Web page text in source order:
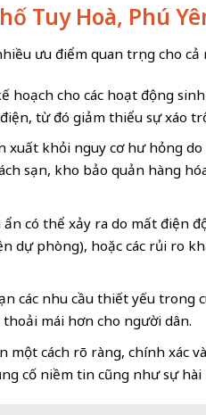
Tuy Hoà, Phú
ưu điểm quan trọng cho
hoạch cho các hoạt động
từ đó giảm thiểu sự xáo
xuất khỏi nguy cơ hư hỏng
sạn, kho bảo quản hàng
có thể xảy ra do mất điện
phòng), hoặc các rủi ro
các nhu cầu thiết yếu trong
mái hơn cho người dân.
một cách rõ ràng, chính xác
cố niềm tin cũng như sự